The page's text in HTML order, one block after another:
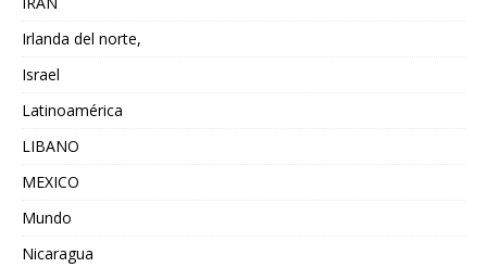
Irlanda del norte,
Israel
Latinoamérica
LIBANO
MEXICO
Mundo
Nicaragua